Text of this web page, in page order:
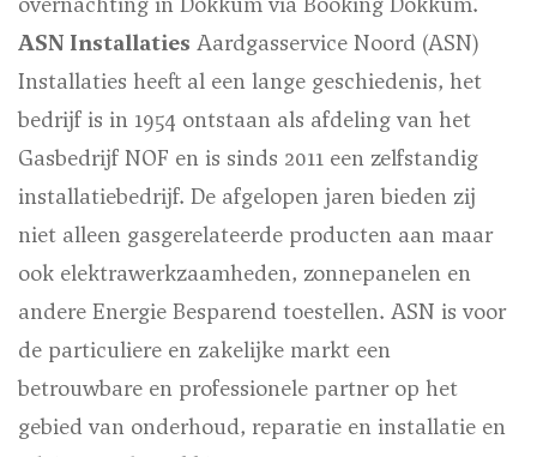
ASN Installaties Aardgasservice Noord (ASN)
Installaties heeft al een lange geschiedenis, het
bedrijf is in 1954 ontstaan als afdeling van het
Gasbedrijf NOF en is sinds 2011 een zelfstandig
installatiebedrijf. De afgelopen jaren bieden zij
niet alleen gasgerelateerde producten aan maar
ook elektrawerkzaamheden, zonnepanelen en
andere Energie Besparend toestellen. ASN is voor
de particuliere en zakelijke markt een
betrouwbare en professionele partner op het
gebied van onderhoud, reparatie en installatie en